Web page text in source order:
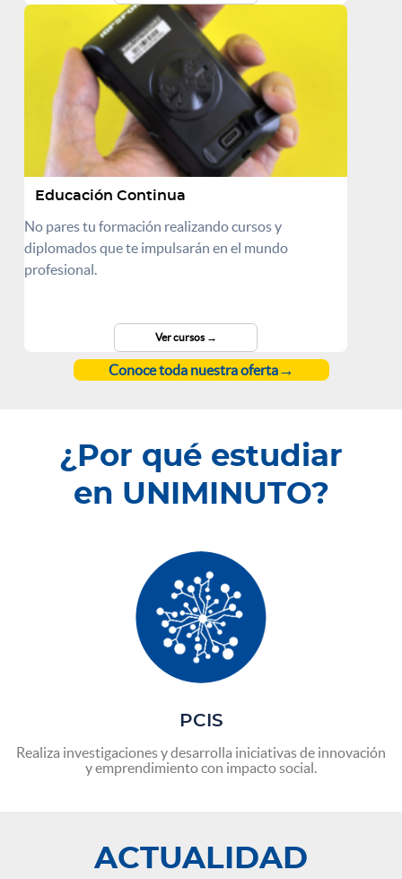
Educación Continua
No pares tu formación realizando cursos y
diplomados que te impulsarán en el mundo
profesional.
Ver cursos
Conoce toda nuestra oferta
¿Por qué estudiar
en UNIMINUTO?
PCIS
Realiza investigaciones y desarrolla iniciativas de innovación
y emprendimiento con impacto social.
ACTUALIDAD